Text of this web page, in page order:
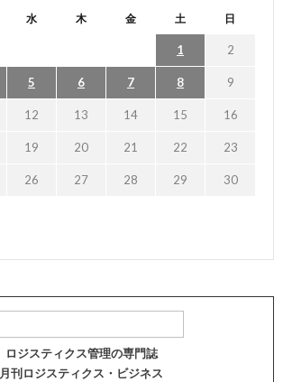
水 木 金 土 日
1 2
5 6 7 8 9
12 13 14 15 16
19 20 21 22 23
26 27 28 29 30
ロジスティクス管理の専門誌
月刊ロジスティクス・ビジネス